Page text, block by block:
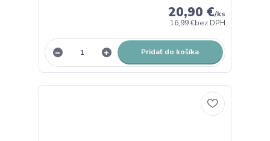
20,90 €/ks
16,99 €bez DPH
Pridať do košíka